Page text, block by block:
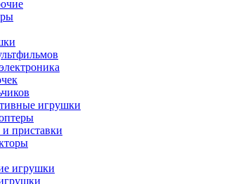
игрушки
приставки
игрушки